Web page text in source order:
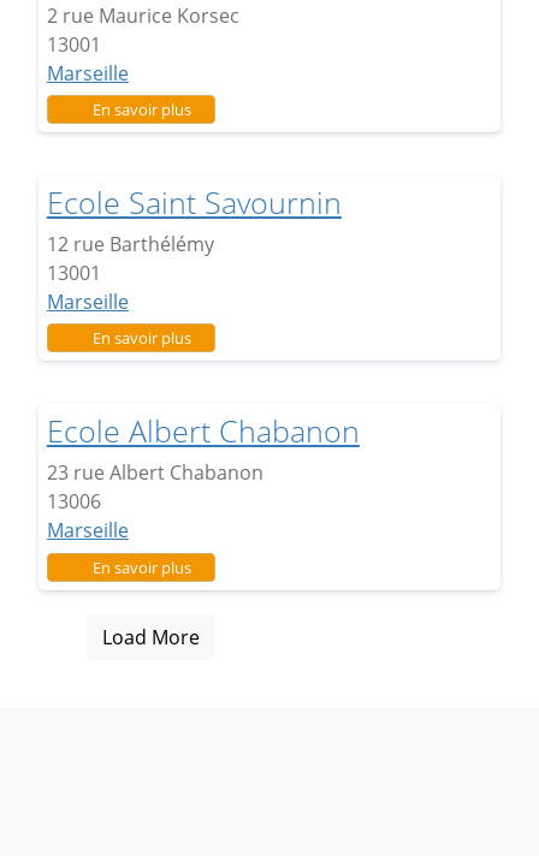
2 rue Maurice Korsec
13001
Marseille
En savoir plussur Ecole Maurice Korsec
Ecole Saint Savournin
12 rue Barthélémy
13001
Marseille
En savoir plussur Ecole Saint Savournin
Ecole Albert Chabanon
23 rue Albert Chabanon
13006
Marseille
En savoir plussur Ecole Albert Chabanon
Load More